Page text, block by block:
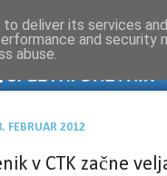
FEBRUAR 2012
v CTK začne
deliver its services
and
abuse.